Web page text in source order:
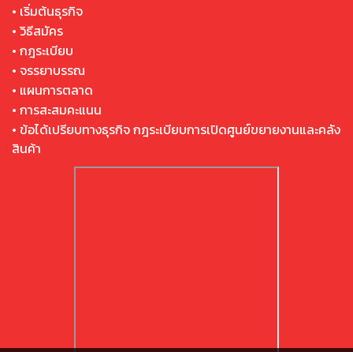
• เริ่มต้นธุรกิจ
• วิธีสมัคร
• กฎระเบียบ
• จรรยาบรรณ
• แผนการตลาด
• การสะสมคะแนน
• ข้อได้เปรียบทางธุรกิจ กฎระเบียบการเปิดศูนย์ขยายงานและคลัง
สินค้า